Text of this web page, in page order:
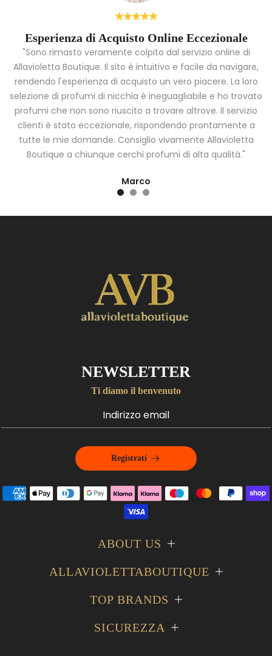
Esperienza di Acquisto Online Eccezionale
"Sono rimasto veramente colpito dal servizio online di
Allavioletta Boutique. Il sito è intuitivo e facile da navigare,
rendendo l'esperienza di acquisto un vero piacere. La loro
selezione di profumi di nicchia è ineguagliabile e ho trovato
profumi che non sono riuscito a trovare altrove. Il servizio
clienti è stato eccezionale, rispondendo prontamente a
tutte le mie domande. Consiglio vivamente Allavioletta
Boutique a chiunque cerchi profumi di alta qualità."
Marco
NEWSLETTER
Ti diamo il benvenuto
Registrati
ABOUT US
ALLAVIOLETTABOUTIQUE
TOP BRANDS
SICUREZZA